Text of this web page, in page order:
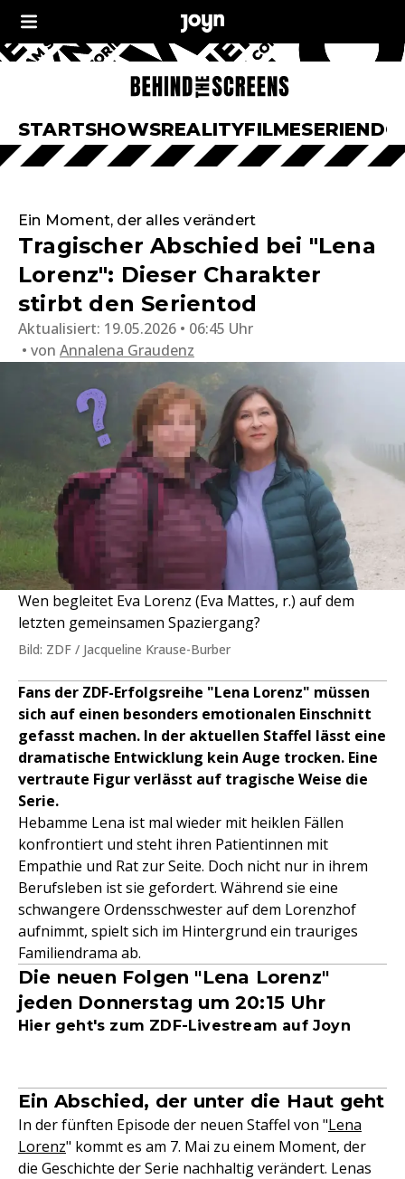
STARTSHOWSREALITYFILMESERIEN
Ein Moment, der alles verändert
Tragischer Abschied bei "Lena
Lorenz": Dieser Charakter
stirbt den Serientod
Aktualisiert: 19.05.2026 • 06:45 Uhr
von Annalena Graudenz
Wen begleitet Eva Lorenz (Eva Mattes, r.) auf dem
letzten gemeinsamen Spaziergang?
Bild: ZDF / Jacqueline Krause-Burber
Fans der ZDF-Erfolgsreihe "Lena Lorenz" müssen
sich auf einen besonders emotionalen Einschnitt
gefasst machen. In der aktuellen Staffel lässt eine
dramatische Entwicklung kein Auge trocken. Eine
vertraute Figur verlässt auf tragische Weise die
Serie.
Hebamme Lena ist mal wieder mit heiklen Fällen
konfrontiert und steht ihren Patientinnen mit
Empathie und Rat zur Seite. Doch nicht nur in ihrem
Berufsleben ist sie gefordert. Während sie eine
schwangere Ordensschwester auf dem Lorenzhof
aufnimmt, spielt sich im Hintergrund ein trauriges
Familiendrama ab.
Die neuen Folgen "Lena Lorenz"
jeden Donnerstag um 20:15 Uhr
Hier geht's zum ZDF-Livestream auf Joyn
Ein Abschied, der unter die Haut geht
In der fünften Episode der neuen Staffel von "Lena
Lorenz" kommt es am 7. Mai zu einem Moment, der
die Geschichte der Serie nachhaltig verändert. Lenas